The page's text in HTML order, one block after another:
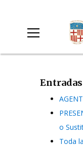
o
Toda